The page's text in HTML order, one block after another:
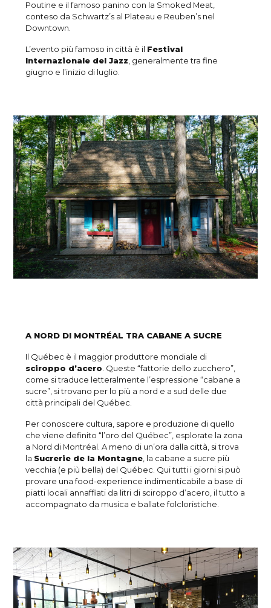
Poutine e il famoso panino con la Smoked Meat,
conteso da Schwartz’s al Plateau e Reuben’s nel
Downtown.
L’evento più famoso in città è il Festival
Internazionale del Jazz , generalmente tra fine
giugno e l’inizio di luglio.
A NORD DI MONTRÉAL TRA CABANE A SUCRE
Il Québec è il maggior produttore mondiale di
sciroppo d’acero . Queste “fattorie dello zucchero”,
come si traduce letteralmente l’espressione “cabane a
sucre”, si trovano per lo più a nord e a sud delle due
città principali del Québec.
Per conoscere cultura, sapore e produzione di quello
che viene definito “l’oro del Québec”, esplorate la zona
a Nord di Montréal. A meno di un’ora dalla città, si trova
la Sucrerie de la Montagne , la cabane a sucre più
vecchia (e più bella) del Québec. Qui tutti i giorni si può
provare una food-experience indimenticabile a base di
piatti locali annaffiati da litri di sciroppo d’acero, il tutto a
accompagnato da musica e ballate folcloristiche.